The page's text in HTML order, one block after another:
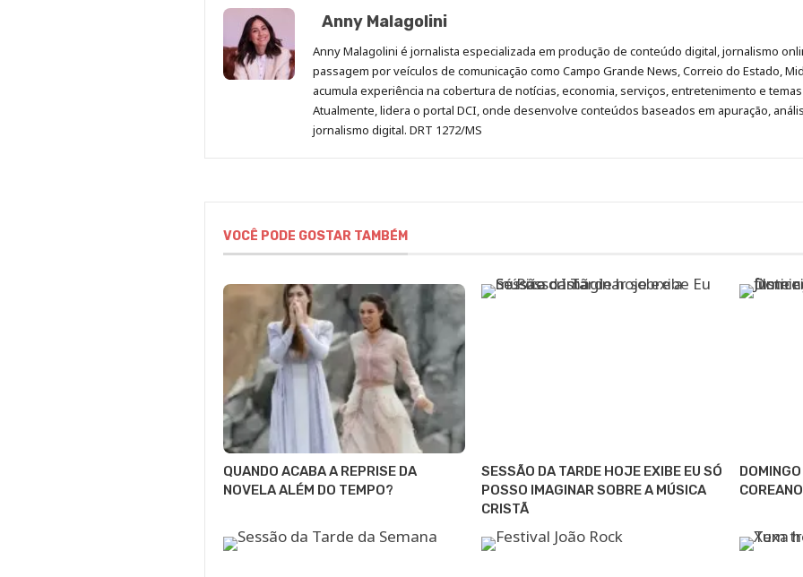
Anny Malagolini
Anny Malagolini é jornalista especializada em produção de conteúdo digital, jornalismo
passagem por veículos de comunicação como Campo Grande News, Correio do Estado,
acumula experiência na cobertura de notícias, economia, serviços, entretenimento e
Atualmente, lidera o portal DCI, onde desenvolve conteúdos baseados em apuração,
jornalismo digital. DRT 1272/MS
VOCÊ PODE GOSTAR TAMBÉM
QUANDO ACABA A REPRISE DA
NOVELA ALÉM DO TEMPO?
SESSÃO DA TARDE HOJE EXIBE EU SÓ
POSSO IMAGINAR SOBRE A MÚSICA
CRISTÃ